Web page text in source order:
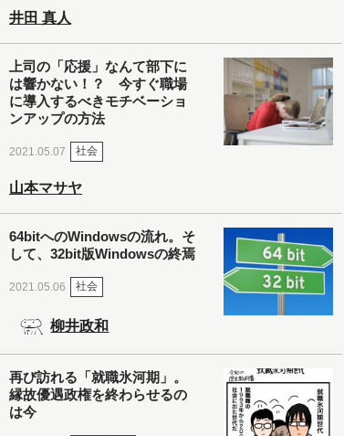
井田 真人
上司の「応援」なんて部下に
は響かない！？ 今すぐ職場
に導入するべきモチベーショ
ンアップの方法
2021.05.07 社会
山本マサヤ
64bitへのWindowsの流れ。そ
して、32bit版Windowsの終焉
2021.05.06 社会
柳井政和
再び訪れる「就職氷河期」。
縁故優遇政権を終わらせるの
は今